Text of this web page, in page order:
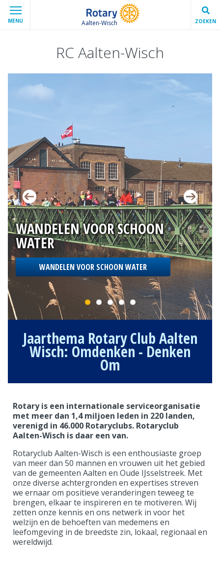
MENU Aalten-Wisch ZOEKEN
RC Aalten-Wisch
WANDELEN VOOR SCHOON
WATER
WANDELEN VOOR SCHOON WATER
Jaarthema Rotary Club Aalten
Wisch: Omdenken - Denken
Om
Rotary is een internationale serviceorganisatie
met meer dan 1,4 miljoen leden in 220 landen,
verenigd in 46.000 Rotaryclubs. Rotaryclub
Aalten-Wisch is daar een van.
Rotaryclub Aalten-Wisch is een enthousiaste groep
van meer dan 50 mannen en vrouwen uit het gebied
van de gemeenten Aalten en Oude IJsselstreek. Met
onze diverse achtergronden en expertises streven
we ernaar om positieve veranderingen teweeg te
brengen, elkaar te inspireren en te motiveren. Wij
zetten onze kennis en ons netwerk in voor het
welzijn en de behoeften van medemens en
leefomgeving in de breedste zin, lokaal, regionaal en
wereldwijd.